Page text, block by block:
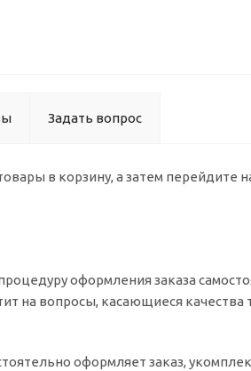
Задать вопрос
в корзину, а затем перейдите
оформления заказа
на вопросы, касающиеся
оформляет заказ,